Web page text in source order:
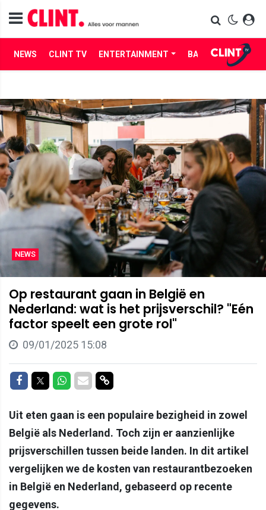
NEWS CLINT TV ENTERTAINMENT BABES LIFE
NEWS
Op restaurant gaan in België en
Nederland: wat is het prijsverschil? "Eén
factor speelt een grote rol"
09/01/2025 15:08
Delen op Facebook
Delen op Twitter
Delen op Whatsapp
Delen via Mail
Delen via link
Uit eten gaan is een populaire bezigheid in zowel
België als Nederland. Toch zijn er aanzienlijke
prijsverschillen tussen beide landen. In dit artikel
vergelijken we de kosten van restaurantbezoeken
in België en Nederland, gebaseerd op recente
gegevens.